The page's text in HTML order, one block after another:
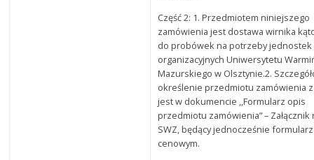
Część 2: 1. Przedmiotem niniejszego
zamówienia jest dostawa wirnika
do probówek na potrzeby jednostek
organizacyjnych Uniwersytetu
Mazurskiego w Olsztynie.2.
określenie przedmiotu zamówienia
jest w dokumencie ,,Formularz opis
przedmiotu zamówienia” – Załącznik
SWZ, będący jednocześnie
cenowym.